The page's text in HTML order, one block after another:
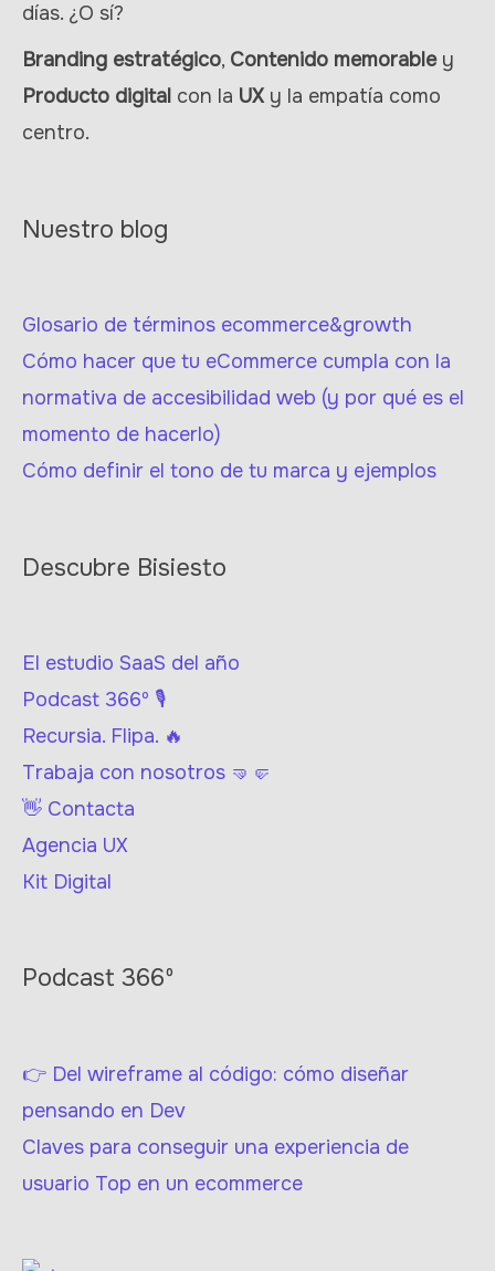
días. ¿O sí?
Branding estratégico, Contenido memorabley
Producto digital con la UXy la empatía como
centro.
Nuestro blog
Glosario de términos ecommerce&growth
Cómo hacer que tu eCommerce cumpla con la
normativa de accesibilidad web (y por qué es el
momento de hacerlo)
Cómo definir el tono de tu marca y ejemplos
Descubre Bisiesto
El estudio SaaS del año
Podcast 366º 🎙
Recursia. Flipa. 🔥
Trabaja con nosotros 🤜🤛
👋 Contacta
Agencia UX
Kit Digital
Podcast 366º
👉 Del wireframe al código: cómo diseñar
pensando en Dev
Claves para conseguir una experiencia de
usuario Top en un ecommerce